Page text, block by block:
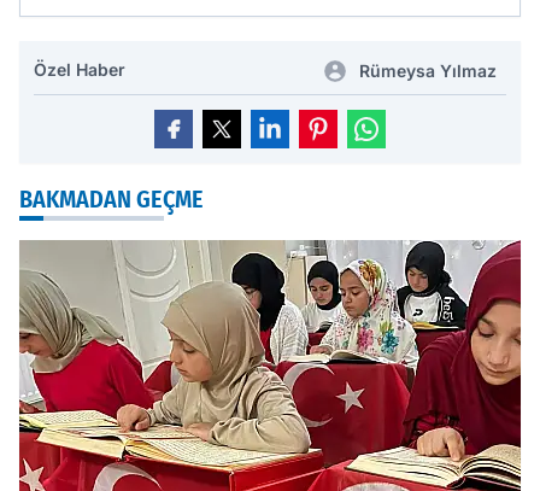
Özel Haber Rümeysa Yılmaz
BAKMADAN GEÇME